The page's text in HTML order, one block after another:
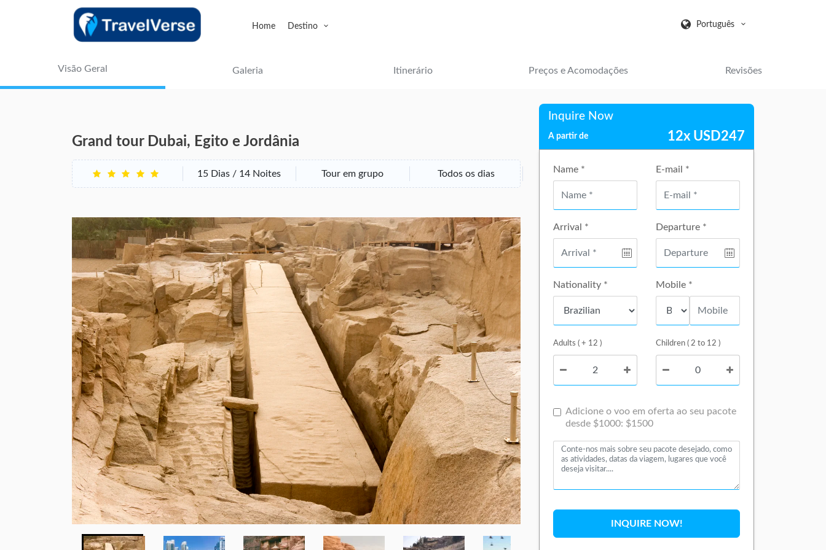
Home Destino Português
Visão Geral Galeria Itinerário Preços e Acomodações Revisões
Grand tour Dubai, Egito e Jordânia
15 Dias / 14 Noites Tour em grupo Todos os dias
Inquire Now
A partir de 12x USD247
Name * E-mail *
Arrival * Departure *
Nationality * Mobile *
Adults ( + 12 ) Children ( 2 to 12 )
Adicione o voo em oferta ao seu pacote
desde $1000: $1500
INQUIRE NOW!